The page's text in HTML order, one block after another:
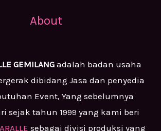
About
GEMILANG adalah badan usaha
dibidang Jasa dan penyedia
Event, Yang sebelumnya
sejak tahun 1999 yang kami beri
sebagai divisi produksi yang